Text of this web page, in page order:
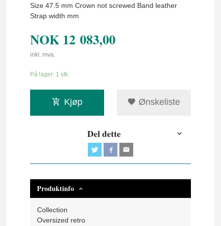
Size 47.5 mm Crown not screwed Band leather
Strap width mm
NOK 12 083,00
inkl. mva.
På lager: 1 stk.
Kjøp Ønskeliste
Del dette
Produktinfo
Collection
Oversized retro